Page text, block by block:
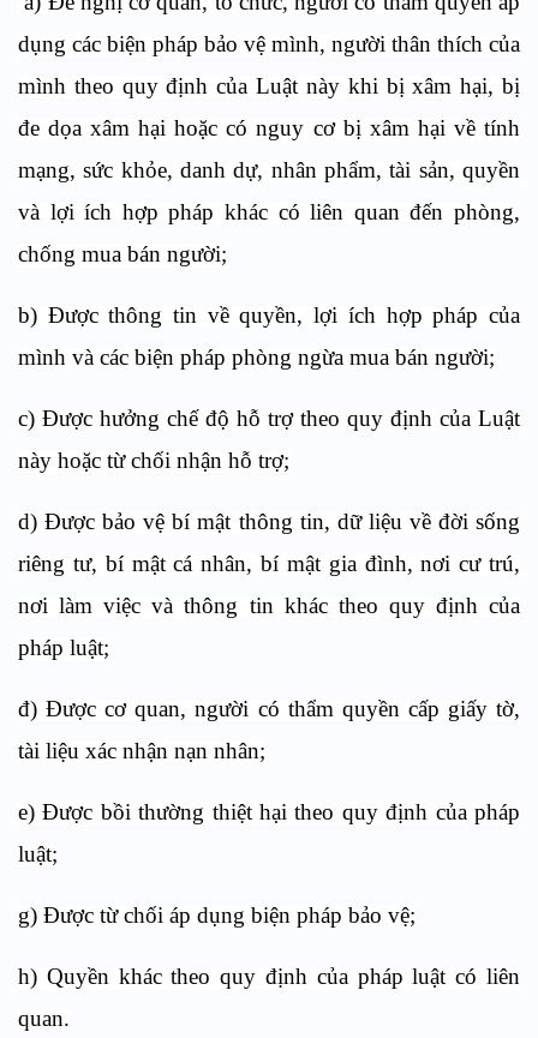
dụng các biện pháp bảo vệ mình, người thân thích của
mình theo quy định của Luật này khi bị xâm hại, bị
đe dọa xâm hại hoặc có nguy cơ bị xâm hại về tính
mạng, sức khỏe, danh dự, nhân phẩm, tài sản, quyền
và lợi ích hợp pháp khác có liên quan đến phòng,
chống mua bán người;
b) Được thông tin về quyền, lợi ích hợp pháp của
mình và các biện pháp phòng ngừa mua bán người;
c) Được hưởng chế độ hỗ trợ theo quy định của Luật
này hoặc từ chối nhận hỗ trợ;
d) Được bảo vệ bí mật thông tin, dữ liệu về đời sống
riêng tư, bí mật cá nhân, bí mật gia đình, nơi cư trú,
nơi làm việc và thông tin khác theo quy định của
pháp luật;
đ) Được cơ quan, người có thẩm quyền cấp giấy tờ,
tài liệu xác nhận nạn nhân;
e) Được bồi thường thiệt hại theo quy định của pháp
luật;
g) Được từ chối áp dụng biện pháp bảo vệ;
h) Quyền khác theo quy định của pháp luật có liên
quan.